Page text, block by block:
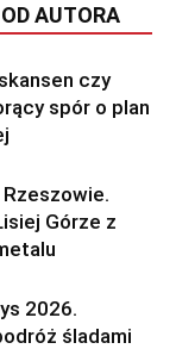
AUTORA
czy
spór o plan
Górze z
2026.
śladami